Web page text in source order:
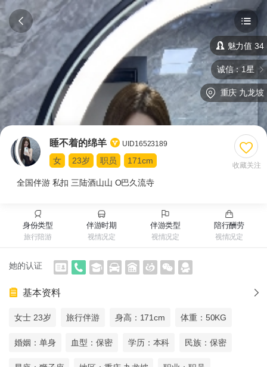
魅力值 34
诚信：1星
重庆 九龙坡
睡不着的绵羊 UID16523189
收藏关注
女 23岁 职员 171cm
全国伴游 私扣 三陆酒山山 O巴久流​‌‌寺
身份类型
旅行陪游
伴游时期
视情况定
伴游类型
视情况定
陪行酬劳
视情况定
她的认证
基本资料
女士 23岁 旅行伴游 身高：171cm 体重：50KG
婚姻：单身 血型：保密 学历：本科 民族：保密